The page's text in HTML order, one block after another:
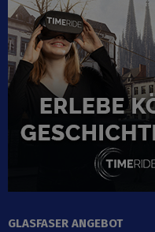
GLASFASER ANGEBOT